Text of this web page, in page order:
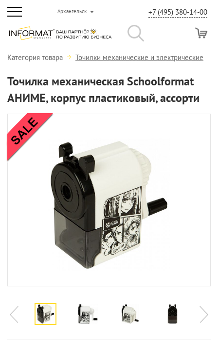
Архангельск +7 (495) 380-14-00
Категория товара Точилки механические и электрические
Точилка механическая Schoolformat
АНИМЕ, корпус пластиковый, ассорти